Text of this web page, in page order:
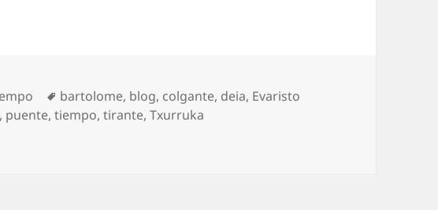
Etiquetas
bartolome, blog, colgante, deia, Evaristo
, puente,tiempo,tirante,Txurruka